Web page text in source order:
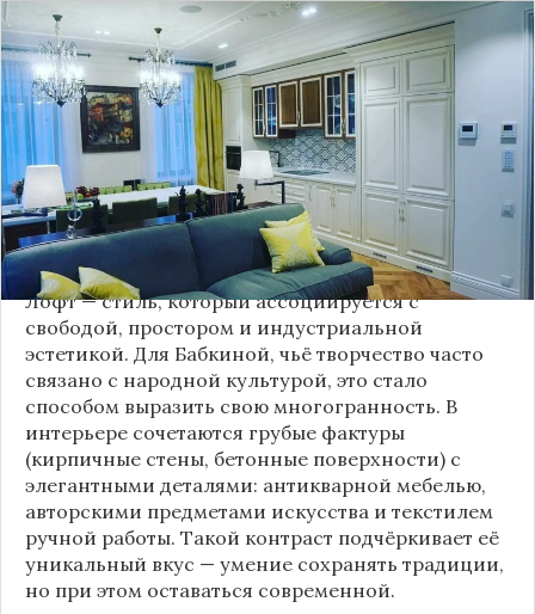
Народная артисткаРоссииНадежда Бабкина,
известная своей любовью к традиционному
стилю и народной эстетике, удивила
поклонников, выбрав для своей новой
московской квартиры современный стиль лофт.
Это решение стало настоящим откровением,
демонстрирующим её умение сочетать классику
и актуальные тенденции. Подробности о
проекте раскрывает канал “DOMEO | РЕМОНТ
КВАРТИР | НЕДВИЖИМОСТЬ” 2.
Лофт — стиль, который ассоциируется с
свободой, простором и индустриальной
эстетикой. Для Бабкиной, чьё творчество часто
связано с народной культурой, это стало
способом выразить свою многогранность. В
интерьере сочетаются грубые фактуры
(кирпичные стены, бетонные поверхности) с
элегантными деталями: антикварной мебелью,
авторскими предметами искусства и текстилем
ручной работы. Такой контраст подчёркивает её
уникальный вкус — умение сохранять традиции,
но при этом оставаться современной.